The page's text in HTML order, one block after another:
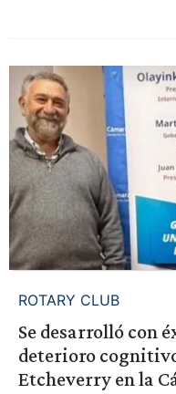
ROTARY CLUB
Se desarrolló con
deterioro
Etcheverry en la